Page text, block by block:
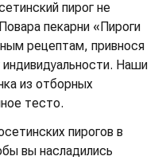
пирог не
пекарни «Пироги
рецептам, привнося
Наши
из отборных
тесто.
пирогов в
вы насладились